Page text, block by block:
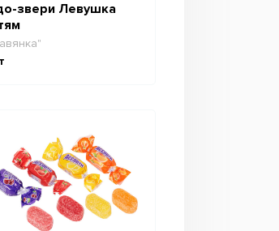
звери Левушка